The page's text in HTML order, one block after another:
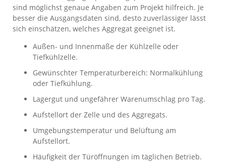
sind möglichst genaue Angaben zum Projekt hilfreich. Je
besser die Ausgangsdaten sind, desto zuverlässiger lässt
sich einschätzen, welches Aggregat geeignet ist.
Außen- und Innenmaße der Kühlzelle oder
Tiefkühlzelle.
Gewünschter Temperaturbereich: Normalkühlung
oder Tiefkühlung.
Lagergut und ungefährer Warenumschlag pro Tag.
Aufstellort der Zelle und des Aggregats.
Umgebungstemperatur und Belüftung am
Aufstellort.
Häufigkeit der Türöffnungen im täglichen Betrieb.